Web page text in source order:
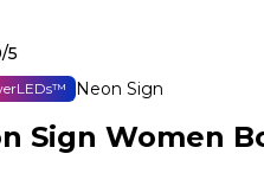
5
Neon Sign
Sign Women